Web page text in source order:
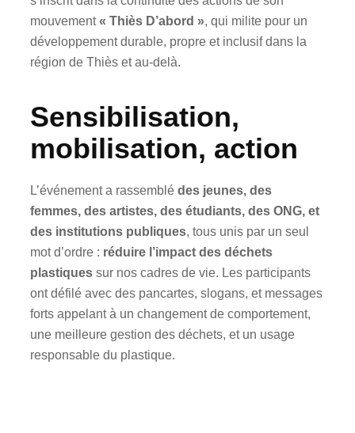
mouvement« Thiès D’abord », qui milite pour un
développement durable, propre et inclusif dans la
région de Thiès et au-delà.
Sensibilisation,
mobilisation, action
L’événement a rassemblé des jeunes, des
femmes, des artistes, des étudiants, des ONG, et
des institutions publiques, tous unis par un seul
mot d’ordre : réduire l’impact des déchets
plastiques sur nos cadres de vie. Les participants
ont défilé avec des pancartes, slogans, et messages
forts appelant à un changement de comportement,
une meilleure gestion des déchets, et un usage
responsable du plastique.